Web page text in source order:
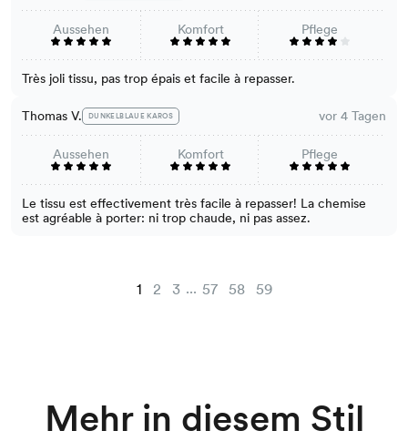
Aussehen Komfort Pflege
Très joli tissu, pas trop épais et facile à repasser.
Thomas V. DUNKELBLAUE KAROS vor 4 Tagen
Aussehen Komfort Pflege
Le tissu est effectivement très facile à repasser! La chemise
est agréable à porter: ni trop chaude, ni pas assez.
1 2 3 ... 57 58 59
Mehr in diesem Stil